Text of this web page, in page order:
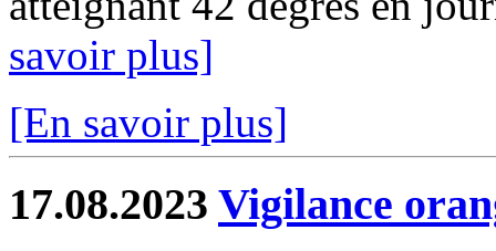
savoir plus]
[En savoir plus]
17.08.2023 Vigilance